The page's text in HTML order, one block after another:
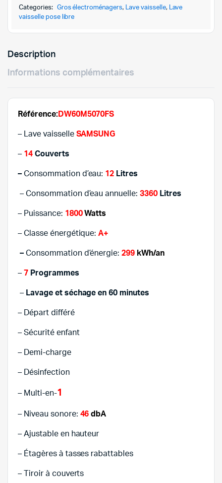
DW60M5070FS-
SILVER
Categories: Gros électroménagers, Lave vaisselle, Lave
vaisselle pose libre
Description
Informations complémentaires
Référence:DW60M5070FS
– Lave vaisselle SAMSUNG
– 14Couverts
–Consommation d’eau: 12 Litres
– Consommation d’eau annuelle:3360Litres
– Puissance: 1800Watts
– Classe énergétique:A+
– Consommation d’énergie:299 kWh/an
– 7Programmes
– Lavage et séchage en 60 minutes
– Départ différé
– Sécurité enfant
– Demi-charge
– Désinfection
– Multi-en-1
– Niveau sonore: 46 dbA
– Ajustable en hauteur
– Étagères à tasses rabattables
– Tiroir à couverts